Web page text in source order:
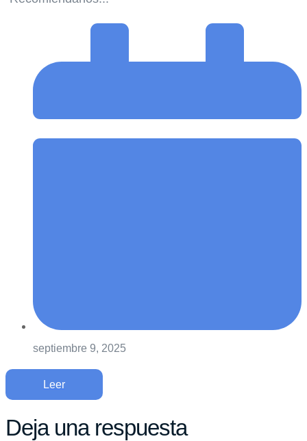
septiembre 9, 2025
Leer
Deja una respuesta